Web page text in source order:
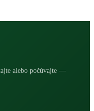
alebo počúvajte —